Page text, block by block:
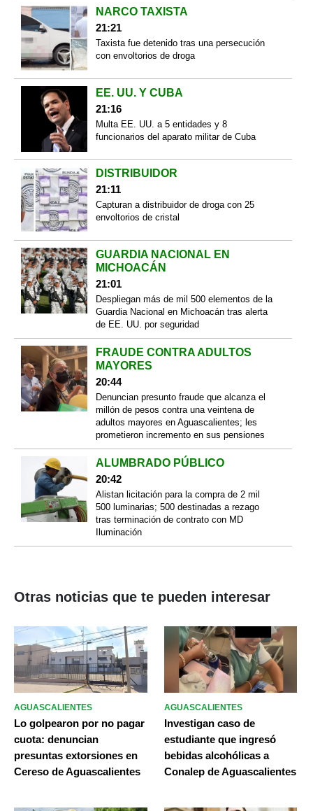
NARCO TAXISTA
21:21
Taxista fue detenido tras una persecución
con envoltorios de droga
EE. UU. Y CUBA
21:16
Multa EE. UU. a 5 entidades y 8
funcionarios del aparato militar de Cuba
DISTRIBUIDOR
21:11
Capturan a distribuidor de droga con 25
envoltorios de cristal
GUARDIA NACIONAL EN
MICHOACÁN
21:01
Despliegan más de mil 500 elementos de la
Guardia Nacional en Michoacán tras alerta
de EE. UU. por seguridad
FRAUDE CONTRA ADULTOS
MAYORES
20:44
Denuncian presunto fraude que alcanza el
millón de pesos contra una veintena de
adultos mayores en Aguascalientes; les
prometieron incremento en sus pensiones
ALUMBRADO PÚBLICO
20:42
Alistan licitación para la compra de 2 mil
500 luminarias; 500 destinadas a rezago
tras terminación de contrato con MD
Iluminación
Otras noticias que te pueden interesar
AGUASCALIENTES
Lo golpearon por no pagar
cuota: denuncian
presuntas extorsiones en
Cereso de Aguascalientes
AGUASCALIENTES
Investigan caso de
estudiante que ingresó
bebidas alcohólicas a
Conalep de Aguascalientes